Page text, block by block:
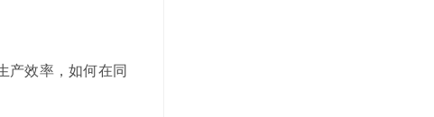
产效率，如何在同